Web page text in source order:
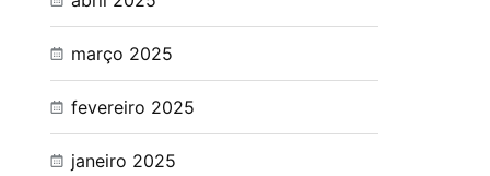
março 2025
fevereiro 2025
janeiro 2025